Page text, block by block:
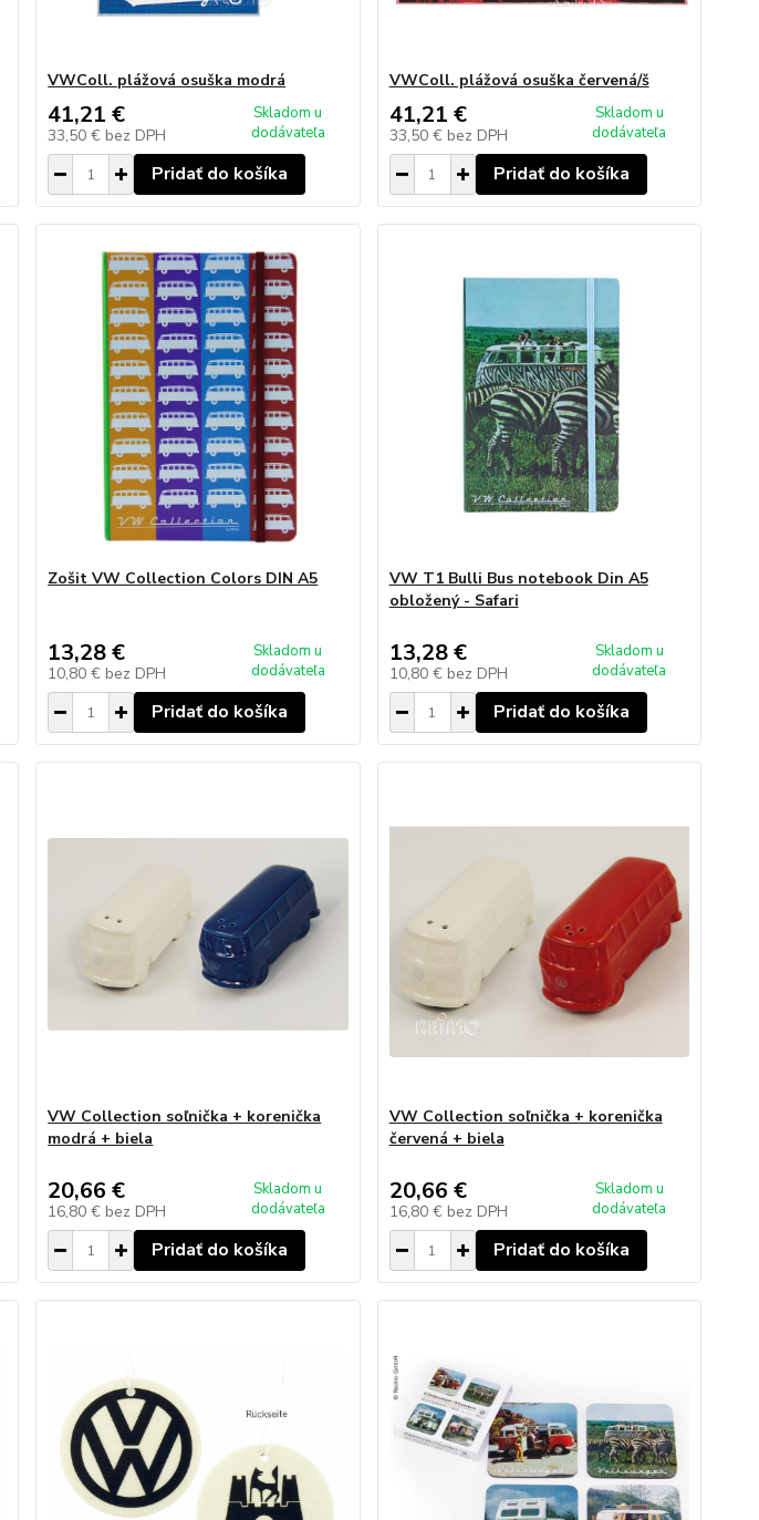
VWColl. plážová osuška modrá
41,21 €
33,50 € bez DPH
Skladom u
dodávateľa
Pridať do košíka
VWColl. plážová osuška červená/š
41,21 €
33,50 € bez DPH
Skladom u
dodávateľa
Pridať do košíka
Zošit VW Collection Colors DIN A5
13,28 €
10,80 € bez DPH
Skladom u
dodávateľa
Pridať do košíka
VW T1 Bulli Bus notebook Din A5
obložený - Safari
13,28 €
10,80 € bez DPH
Skladom u
dodávateľa
Pridať do košíka
VW Collection soľnička + korenička
modrá + biela
20,66 €
16,80 € bez DPH
Skladom u
dodávateľa
Pridať do košíka
VW Collection soľnička + korenička
červená + biela
20,66 €
16,80 € bez DPH
Skladom u
dodávateľa
Pridať do košíka